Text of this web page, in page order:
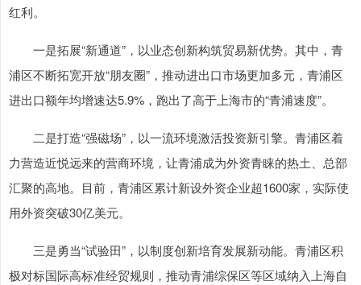
红利。
一是拓展“新通道”，以业态创新构筑贸易新优势。其中，青
浦区不断拓宽开放“朋友圈”，推动进出口市场更加多元，青浦区
进出口额年均增速达5.9%，跑出了高于上海市的“青浦速度”。
二是打造“强磁场”，以一流环境激活投资新引擎。青浦区着
力营造近悦远来的营商环境，让青浦成为外资青睐的热土、总部
汇聚的高地。目前，青浦区累计新设外资企业超1600家，实际使
用外资突破30亿美元。
三是勇当“试验田”，以制度创新培育发展新动能。青浦区积
极对标国际高标准经贸规则，推动青浦综保区等区域纳入上海自